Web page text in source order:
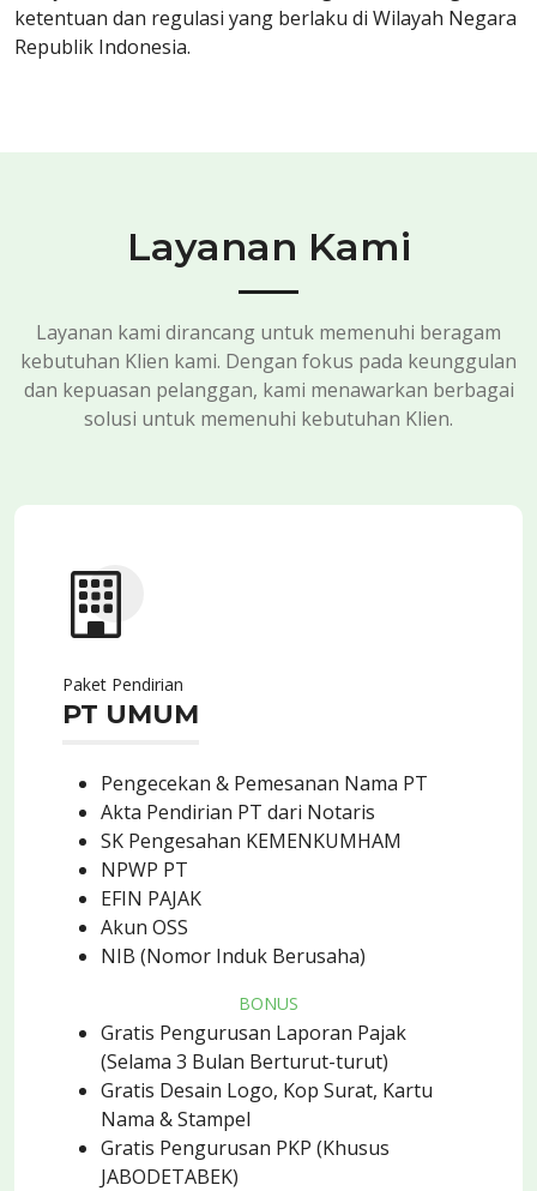
ketentuan dan regulasi yang berlaku di Wilayah Negara
Republik Indonesia.
Layanan Kami
Layanan kami dirancang untuk memenuhi beragam
kebutuhan Klien kami. Dengan fokus pada keunggulan
dan kepuasan pelanggan, kami menawarkan berbagai
solusi untuk memenuhi kebutuhan Klien.
Paket Pendirian
PT UMUM
Pengecekan & Pemesanan Nama PT
Akta Pendirian PT dari Notaris
SK Pengesahan KEMENKUMHAM
NPWP PT
EFIN PAJAK
Akun OSS
NIB (Nomor Induk Berusaha)
BONUS
Gratis Pengurusan Laporan Pajak
(Selama 3 Bulan Berturut-turut)
Gratis Desain Logo, Kop Surat, Kartu
Nama & Stampel
Gratis Pengurusan PKP (Khusus
JABODETABEK)